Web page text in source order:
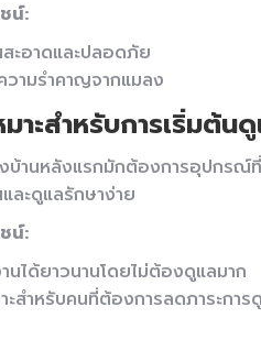
น์:
สะอาดและปลอดภัย
วามรำคาญจากแมลง
มาะสำหรับการเริ่มต้
บ้านหลังแรกมักต้องการอุปกรณ์
ละดูแลรักษาง่าย
น์:
นได้ยาวนานโดยไม่ต้องดูแลมาก
ะสำหรับคนที่ต้องการลดภาระการ